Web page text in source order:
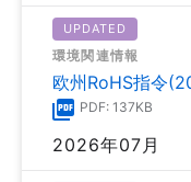
UPDATED
環境関連情報
欧州RoHS指令
PDF: 137KB
2026年07月